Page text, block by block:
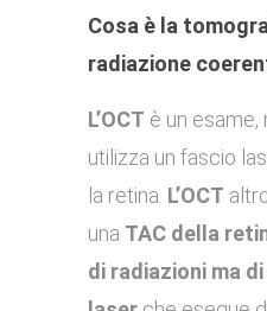
Cosa è la
radiazione
L’OCT è un esame,
utilizza un fascio
la retina. L’OCT
una TAC della
di radiazioni ma